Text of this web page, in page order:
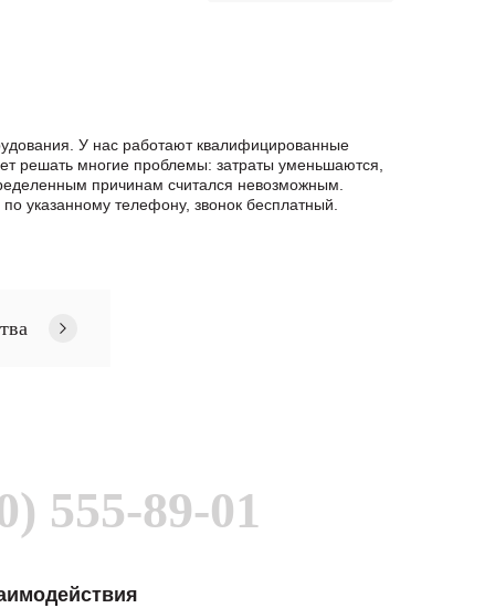
У нас работают квалифицированные
решать многие проблемы: затраты уменьшаются,
причинам считался невозможным.
указанному телефону, звонок бесплатный.
555-89-01